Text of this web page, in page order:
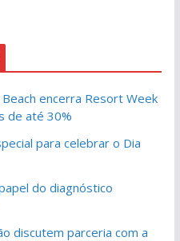
encerra Resort Week
de até 30%
para celebrar o Dia
do diagnóstico
discutem parceria com a